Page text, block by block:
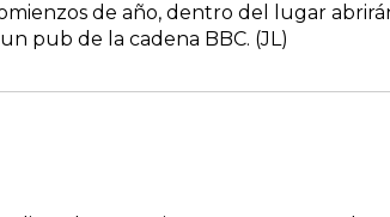
de año, dentro del lugar
pub de la cadena BBC. (JL)